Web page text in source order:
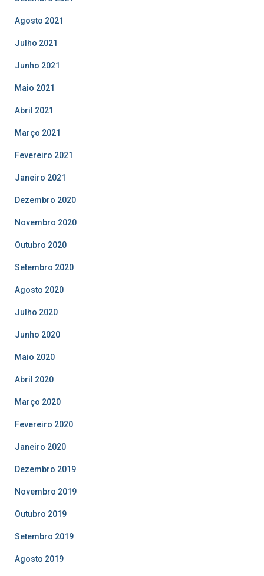
Agosto 2021
Julho 2021
Junho 2021
Maio 2021
Abril 2021
Março 2021
Fevereiro 2021
Janeiro 2021
Dezembro 2020
Novembro 2020
Outubro 2020
Setembro 2020
Agosto 2020
Julho 2020
Junho 2020
Maio 2020
Abril 2020
Março 2020
Fevereiro 2020
Janeiro 2020
Dezembro 2019
Novembro 2019
Outubro 2019
Setembro 2019
Agosto 2019